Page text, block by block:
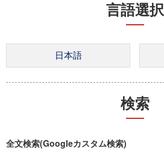
言語選択
検索
全文検索(Googleカスタム検索)